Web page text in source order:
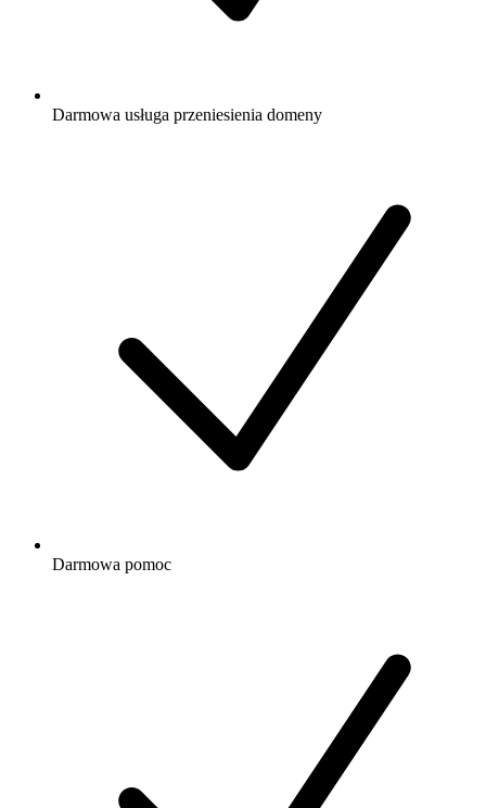
Darmowa usługa przeniesienia domeny
Darmowa pomoc